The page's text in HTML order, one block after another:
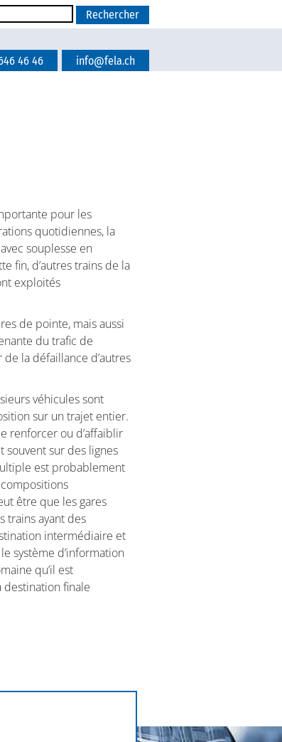
46 46 info@fela.ch
pour les
quotidiennes, la
souplesse en
fin, d’autres trains de la
exploités
de pointe, mais aussi
du trafic de
la défaillance d’autres
véhicules sont
sur un trajet entier.
renforcer ou d’affaiblir
souvent sur des lignes
est probablement
être que les gares
trains ayant des
intermédiaire et
système d’information
qu’il est
finale